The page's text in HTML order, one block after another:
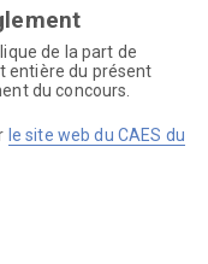
de la part de
entière du présent
du concours.
le site web du CAES du